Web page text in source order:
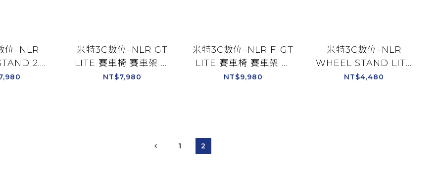
位–NLR
2.0
門排檔架
米特3C數位–NLR GT
LITE 賽車椅 賽車架 油
門排檔架 附螺絲配件 通
NT$7,980
米特3C數位–NLR F-GT
LITE 賽車椅 賽車架 油
門排檔架 附螺絲配件 通
NT$9,980
米特3C數位–NLR
WHEEL STAND LITE
前段賽車架 附螺絲配件
NT$4,480
1 2